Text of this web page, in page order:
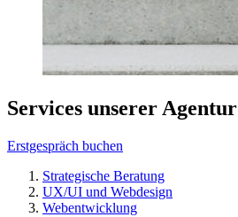
Services unserer Agentur
Erstgespräch buchen
Strategische Beratung
UX/UI und Webdesign
Webentwicklung